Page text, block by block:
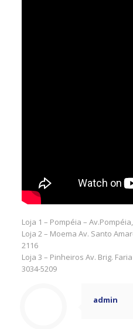
Loja 1 – Pompéia –
Loja 2 – Moema Av. Santo
2116
Loja 3 – Pinheiros Av. Brig.
3034-5209
admin